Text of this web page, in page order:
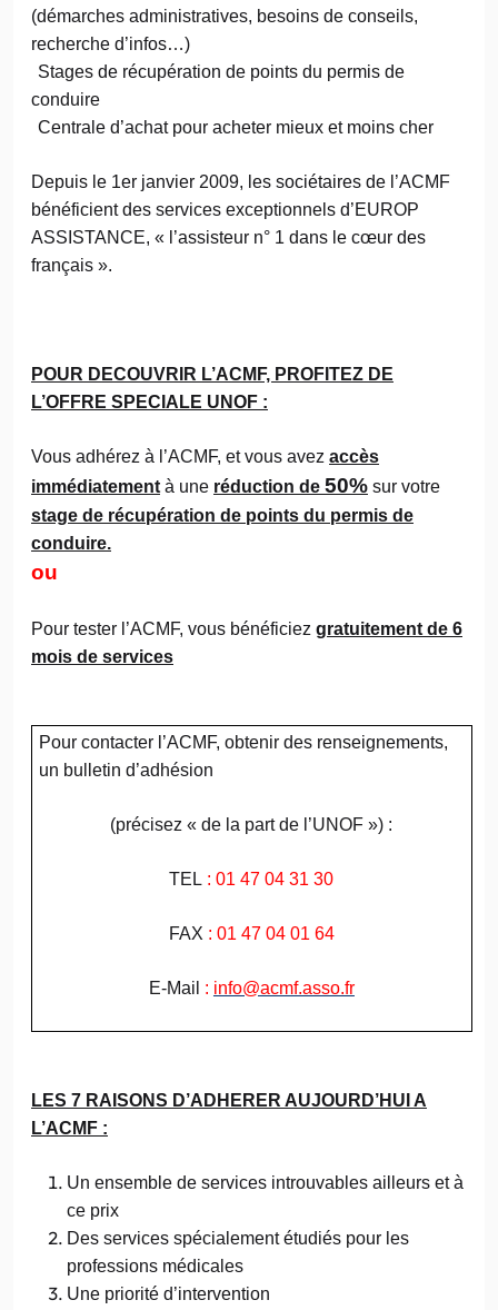
(démarches administratives, besoins de conseils,
recherche d’infos…)
Stages de récupération de points du permis de
conduire
Centrale d’achat pour acheter mieux et moins cher
Depuis le 1er janvier 2009, les sociétaires de l’ACMF
bénéficient des services exceptionnels d’EUROP
ASSISTANCE, « l’assisteur n° 1 dans le cœur des
français ».
POUR DECOUVRIR L’ACMF, PROFITEZ DE
L’OFFRE SPECIALE UNOF :
Vous adhérez à l’ACMF, et vous avez accès
immédiatement à une réduction de 50% sur votre
stage de récupération de points du permis de
conduire.
ou
Pour tester l’ACMF, vous bénéficiez gratuitement de 6
mois de services
Pour contacter l’ACMF, obtenir des renseignements,
un bulletin d’adhésion
(précisez « de la part de l’UNOF ») :
TEL : 01 47 04 31 30
FAX : 01 47 04 01 64
E-Mail : info@acmf.asso.fr
LES 7 RAISONS D’ADHERER AUJOURD’HUI A
L’ACMF :
Un ensemble de services introuvables ailleurs et à
ce prix
Des services spécialement étudiés pour les
professions médicales
Une priorité d’intervention